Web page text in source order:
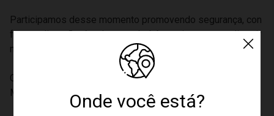
Onde você está?
Participamos desse momento promovendo segurança, con
forto e diversão, é tudo que o bebê precisa para se distrair
na hora do banho..
Certificação: CE-BRI-INNAC-00110-13A
Material : Estireno (ABS)